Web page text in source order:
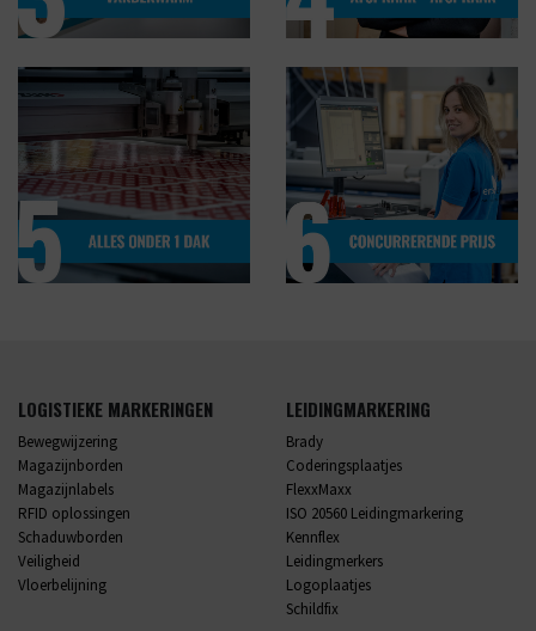
LOGISTIEKE MARKERINGEN
Bewegwijzering
Magazijnborden
Magazijnlabels
RFID oplossingen
Schaduwborden
Veiligheid
Vloerbelijning
LEIDINGMARKERING
Brady
Coderingsplaatjes
FlexxMaxx
ISO 20560 Leidingmarkering
Kennflex
Leidingmerkers
Logoplaatjes
Schildfix